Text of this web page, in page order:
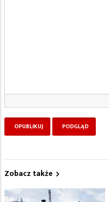
Zobacz także